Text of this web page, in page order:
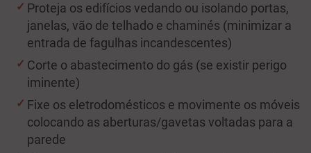
Proteja os edifícios vedando ou isolando portas,
janelas, vão de telhado e chaminés (minimizar a
entrada de fagulhas incandescentes)
Corte o abastecimento do gás (se existir perigo
iminente)
Fixe os eletrodomésticos e movimente os móveis
colocando as aberturas/gavetas voltadas para a
parede